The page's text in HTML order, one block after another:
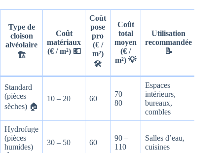
Type de
cloison
alvéolaire
🏗️
Coût
matériaux
(€ / m²) 💶
Coût
pose
pro
(€ /
m²)
🛠️
Coût
total
moyen
(€ /
m²) 💡
Utilisation
recommandée
📝
Standard
(pièces
sèches) 🏠
10 – 20 60
70 –
80
Espaces
intérieurs,
bureaux,
combles
Hydrofuge
(pièces
humides)
30 – 50 60
90 –
110
Salles d’eau,
cuisines